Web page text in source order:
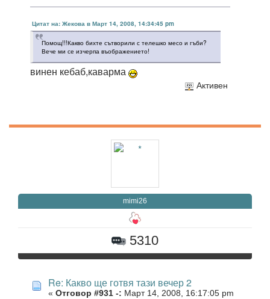
Цитат на: Жекова в Март 14, 2008, 14:34:45 pm
Помощ!!!Какво бихте сътворили с телешко месо и гъби?
Вече ми се изчерпа въображението!
винен кебаб,каварма
Активен
mimi26
5310
Re: Какво ще готвя тази вечер 2
« Отговор #931 -: Март 14, 2008, 16:17:05 pm